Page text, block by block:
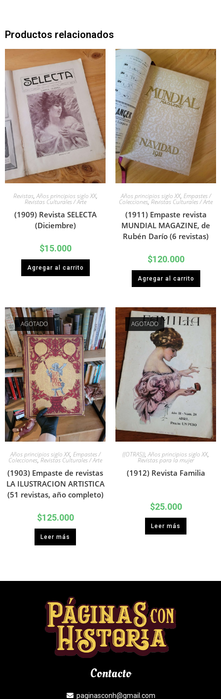
Productos relacionados
Revistas,Años principios siglo XX,
Revistas Culturales / Arte
(1909) Revista SELECTA
(Diciembre)
$15.000
Agregar al carrito
Años principios siglo XX, Empastes /
Colecciones,Revistas Culturales / Arte
(1911) Empaste revista
MUNDIAL MAGAZINE, de
Rubén Darío (6 revistas)
$120.000
Agregar al carrito
AGOTADO
Años principios siglo XX, Empastes /
Colecciones,Revistas Culturales / Arte
(1903) Empaste de revistas
LA ILUSTRACION ARTISTICA
(51 revistas, año completo)
$125.000
Leer más
AGOTADO
((OTRAS)),Años principios siglo XX,
Revistas para la mujer
(1912) Revista Familia
$25.000
Leer más
Contacto
paginasconh@gmail.com